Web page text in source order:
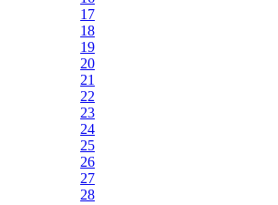
17
18
19
20
21
22
23
24
25
26
27
28